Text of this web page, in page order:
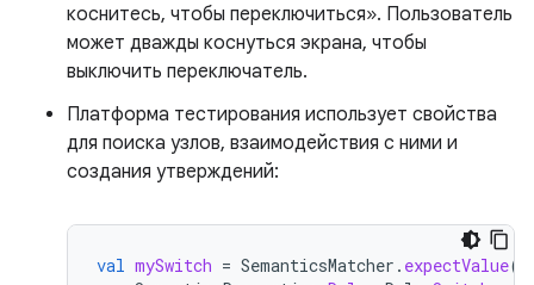
коснитесь, чтобы переключиться». Пользователь
может дважды коснуться экрана, чтобы
выключить переключатель.
Платформа тестирования использует свойства
для поиска узлов, взаимодействия с ними и
создания утверждений:
val mySwitch = SemanticsMatcher . expectValue(